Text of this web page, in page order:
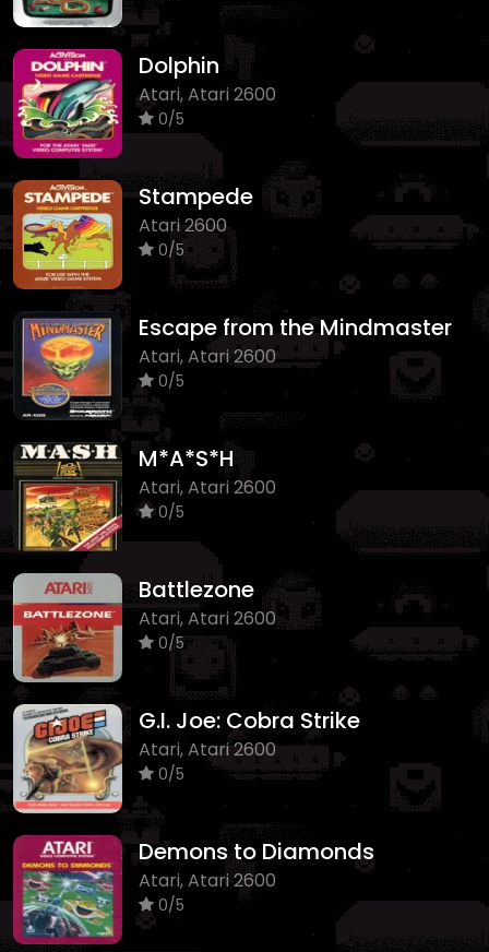
Dolphin
Atari, Atari 2600
0/5
Stampede
Atari 2600
0/5
Escape from the Mindmaster
Atari, Atari 2600
0/5
M*A*S*H
Atari, Atari 2600
0/5
Battlezone
Atari, Atari 2600
0/5
G.I. Joe: Cobra Strike
Atari, Atari 2600
0/5
Demons to Diamonds
Atari, Atari 2600
0/5